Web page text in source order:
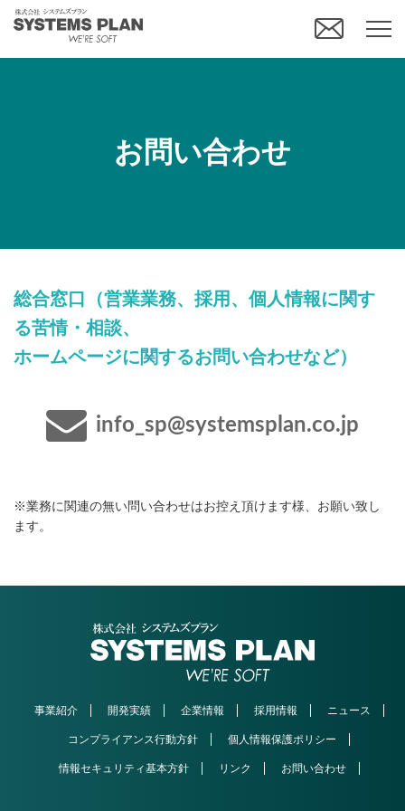
お問い合わせ
総合窓口（営業業務、採用、個人情報に関す
る苦情・相談、
ホームページに関するお問い合わせなど）
info_sp@systemsplan.co.jp
※業務に関連の無い問い合わせはお控え頂けます様、お願い致し
ます。
事業紹介 開発実績 企業情報 採用情報 ニュース
コンプライアンス行動方針 個人情報保護ポリシー
情報セキュリティ基本方針 リンク お問い合わせ